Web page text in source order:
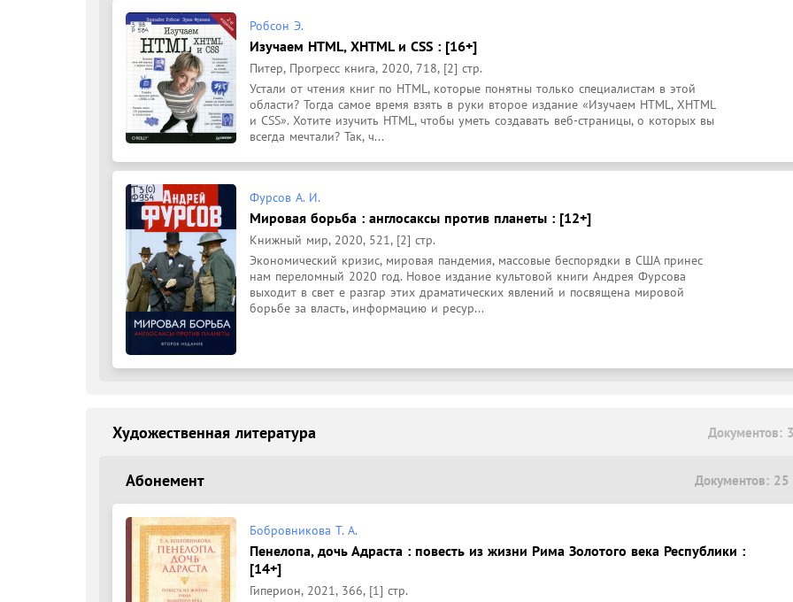
Робсон Э.
Изучаем HTML, XHTML и CSS : [16+]
Питер, Прогресс книга, 2020, 718, [2] стр.
Устали от чтения книг по HTML, которые понятны только специалистам в этой
области? Тогда самое время взять в руки второе издание «Изучаем НТМL, XHTML
и CSS». Хотите изучить HTML, чтобы уметь создавать веб-страницы, о которых вы
всегда мечтали? Так, ч...
Фурсов А. И.
Мировая борьба : англосаксы против планеты : [12+]
Книжный мир, 2020, 521, [2] стр.
Экономический кризис, мировая пандемия, массовые беспорядки в США принес
нам переломный 2020 год. Новое издание культовой книги Андрея Фурсова
выходит в свет е разгар этих драматических явлений и посвящена мировой
борьбе за власть, информацию и ресур...
Художественная литература Документов:
Абонемент Документов: 25
Бобровникова Т. А.
Пенелопа, дочь Адраста : повесть из жизни Рима Золотого века Республики :
[14+]
Гиперион, 2021, 366, [1] стр.